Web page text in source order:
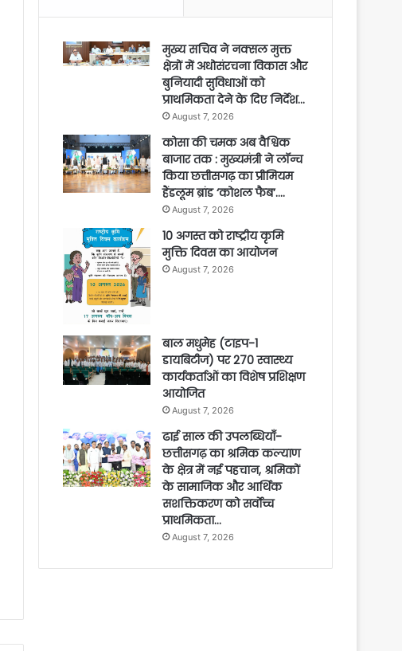
मुख्य सचिव ने नक्सल मुक्त
क्षेत्रों में अधोसंरचना विकास और
बुनियादी सुविधाओं को
प्राथमिकता देने के दिए निर्देश…
August 7, 2026
कोसा की चमक अब वैश्विक
बाजार तक : मुख्यमंत्री ने लॉन्च
किया छत्तीसगढ़ का प्रीमियम
हैंडलूम ब्रांड ‘कोशल फैब’….
August 7, 2026
10 अगस्त को राष्ट्रीय कृमि
मुक्ति दिवस का आयोजन
August 7, 2026
बाल मधुमेह (टाइप-1
डायबिटीज) पर 270 स्वास्थ्य
कार्यकर्ताओं का विशेष प्रशिक्षण
आयोजित
August 7, 2026
ढाई साल की उपलब्धियाँ-
छत्तीसगढ़ का श्रमिक कल्याण
के क्षेत्र में नई पहचान, श्रमिकों
के सामाजिक और आर्थिक
सशक्तिकरण को सर्वाेच्च
प्राथमिकता…
August 7, 2026